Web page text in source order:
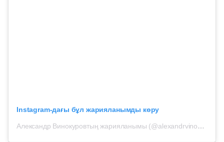
Instagram-дағы бұл жарияланымды көру
Александр Винокуровтың жарияланымы (@alexandrvinokurov)